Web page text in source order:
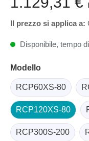
Il prezzo si applica a:
Disponibile, tempo
Modello
RCP60XS-80
RCP120XS-80
RCP300S-200